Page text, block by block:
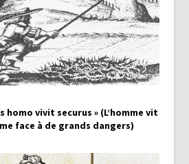
homo vivit securus » (L’homme vit
face à de grands dangers)